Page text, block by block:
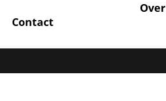
Contact
Over